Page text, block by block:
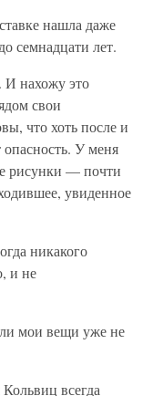
нашла даже
семнадцати лет.
И нахожу это
свои
что хоть после и
опасность. У меня
рисунки — почти
увиденное
никакого
и не
мои вещи уже не
всегда